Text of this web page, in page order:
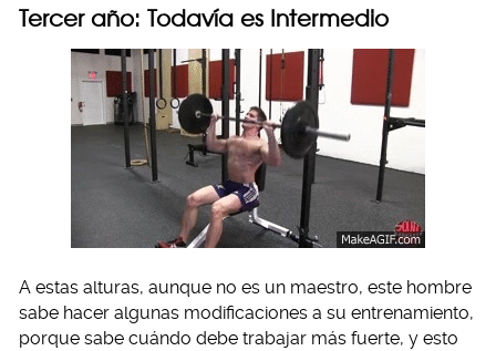
Tercer año: Todavía es Intermedio
A estas alturas, aunque no es un maestro, este hombre
sabe hacer algunas modificaciones a su entrenamiento,
porque sabe cuándo debe trabajar más fuerte, y esto